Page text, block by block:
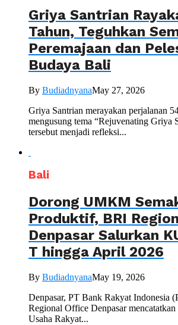
Griya Santrian
Tahun, Teguhkan
Peremajaan dan
Budaya Bali
By BudiadnyanaMay 27, 2026
Griya Santrian merayakan perjalanan
mengusung tema “Rejuvenating Griya
tersebut menjadi refleksi...
Bali
Dorong UMKM
Produktif, BRI
Denpasar Salurkan
T hingga April 2026
By BudiadnyanaMay 19, 2026
Denpasar, PT Bank Rakyat Indonesia
Regional Office Denpasar
Usaha Rakyat...